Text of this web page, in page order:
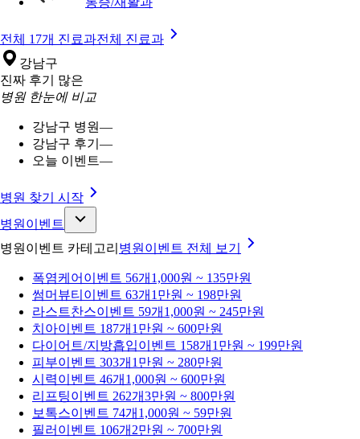
전체 17개 진료과전체 진료과
강남구
진짜 후기 많은
병원 한눈에 비교
강남구 병원—
강남구 후기 —
오늘 이벤트—
병원 찾기 시작
병원이벤트
병원이벤트 카테고리 병원이벤트 전체 보기
폭염케어 이벤트 56개 1,000원 ~ 135만원
썸머뷰티 이벤트 63개 1만원 ~ 198만원
라스트찬스이벤트 59개 1,000원 ~ 245만원
치아이벤트 187개 1만원 ~ 600만원
다이어트/지방흡입이벤트 158개 1만원 ~ 199만원
피부이벤트 303개 1만원 ~ 280만원
시력이벤트 46개 1,000원 ~ 600만원
리프팅이벤트 262개3만원 ~ 800만원
보톡스이벤트 74개 1,000원 ~ 59만원
필러 이벤트 106개 2만원 ~ 700만원